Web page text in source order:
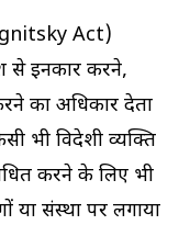
Act)
से इनकार करने,
का अधिकार देता
भी विदेशी व्यक्ति
करने के लिए भी
या संस्था पर लगाया